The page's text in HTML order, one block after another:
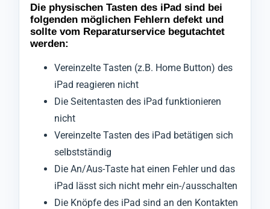
Die physischen Tasten des iPad sind bei
folgenden möglichen Fehlern defekt und
sollte vom Reparaturservice begutachtet
werden:
Vereinzelte Tasten (z.B. Home Button) des
iPad reagieren nicht
Die Seitentasten des iPad funktionieren
nicht
Vereinzelte Tasten des iPad betätigen sich
selbstständig
Die An/Aus-Taste hat einen Fehler und das
iPad lässt sich nicht mehr ein-/ausschalten
Die Knöpfe des iPad sind an den Kontakten